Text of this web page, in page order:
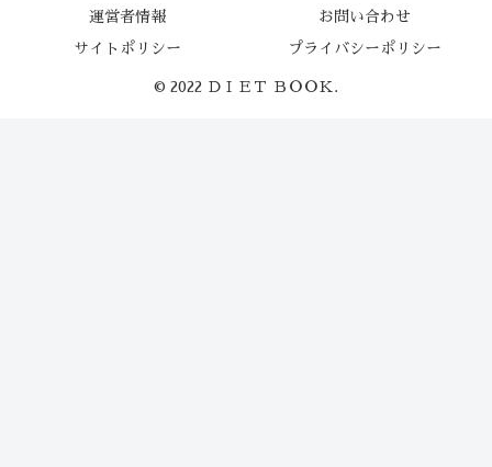
運営者情報 お問い合わせ
サイトポリシー プライバシーポリシー
© 2022 ＤＩＥＴ ＢＯＯＫ.